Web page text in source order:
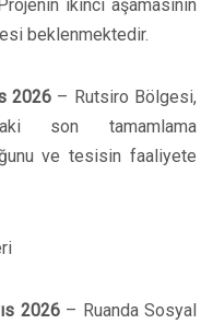
ikinci aşamasının
beklenmektedir.
2026– Rutsiro Bölgesi,
son tamamlama
ve tesisin faaliyete
2026– Ruanda Sosyal